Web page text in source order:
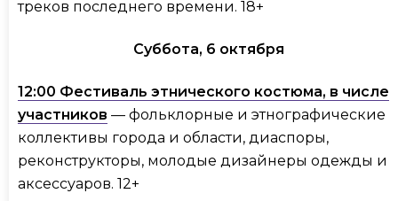
треков последнего времени. 18+
Суббота, 6 октября
12:00 Фестиваль этнического костюма, в числе
участников — фольклорные и этнографические
коллективы города и области, диаспоры,
реконструкторы, молодые дизайнеры одежды и
аксессуаров. 12+